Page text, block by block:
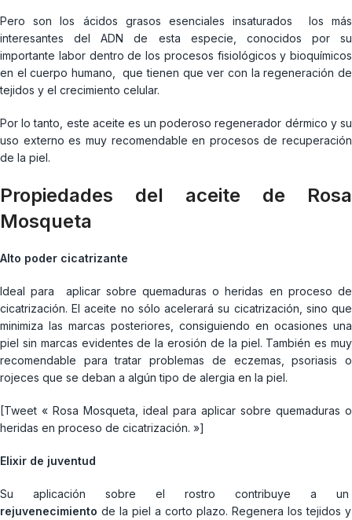
Pero son los ácidos grasos esenciales insaturados los más
interesantes del ADN de esta especie, conocidos por su
importante labor dentro de los procesos fisiológicos y bioquímicos
en el cuerpo humano, que tienen que ver con la regeneración de
tejidos y el crecimiento celular.
Por lo tanto, este aceite es un poderoso regenerador dérmico y su
uso externo es muy recomendable en procesos de recuperación
de la piel.
Propiedades del aceite de Rosa
Mosqueta
Alto poder cicatrizante
Ideal para aplicar sobre quemaduras o heridas en proceso de
cicatrización. El aceite no sólo acelerará su cicatrización, sino que
minimiza las marcas posteriores, consiguiendo en ocasiones una
piel sin marcas evidentes de la erosión de la piel. También es muy
recomendable para tratar problemas de eczemas, psoriasis o
rojeces que se deban a algún tipo de alergia en la piel.
[Tweet « Rosa Mosqueta, ideal para aplicar sobre quemaduras o
heridas en proceso de cicatrización. »]
Elixir de juventud
Su aplicación sobre el rostro contribuye a un
rejuvenecimiento de la piel a corto plazo. Regenera los tejidos y